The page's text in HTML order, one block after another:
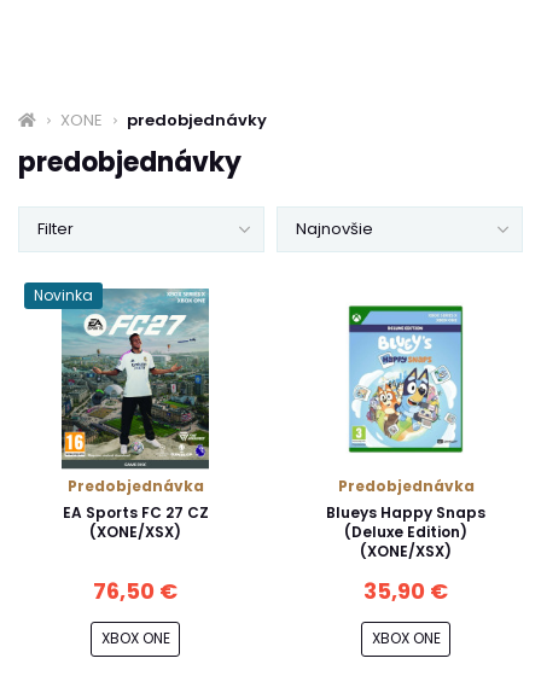
XONE predobjednávky
predobjednávky
Najnovšie
Filter
Novinka
Predobjednávka
EA Sports FC 27 CZ
(XONE/XSX)
76,50 €
XBOX ONE
Predobjednávka
Blueys Happy Snaps
(Deluxe Edition)
(XONE/XSX)
35,90 €
XBOX ONE